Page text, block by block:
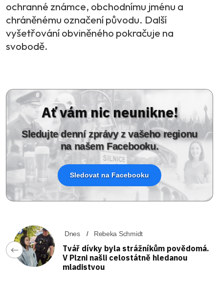
ochranné známce, obchodnímu jménu a
chráněnému označení původu. Další
vyšetřování obviněného pokračuje na
svobodě.
Ať vám nic neunikne!
Sledujte denní zprávy z vašeho regionu
na našem Facebooku.
Sledovat na Facebooku
Dnes Rebeka Schmidt
Tvář dívky byla strážníkům povědomá.
V Plzni našli celostátně hledanou
mladistvou